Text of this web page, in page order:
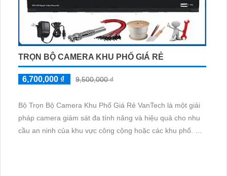
TRỌN BỘ CAMERA KHU PHỐ GIÁ RẺ
6,700,000 ₫ 9,500,000 ₫
Bộ Trọn Bộ Camera Khu Phố Giá Rẻ VanTech là một giải
pháp camera giám sát đa tính năng và hiệu quả cho nhu
cầu an ninh của khu vực công cộng hoặc các khu phố. Bộ